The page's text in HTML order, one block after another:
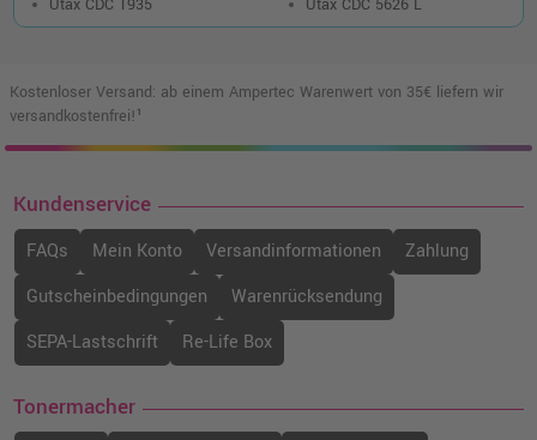
Utax CDC 1935
Utax CDC 5626 L
Kostenloser Versand: ab einem Ampertec Warenwert von 35€ liefern wir
versandkostenfrei!¹
Kundenservice
FAQs Mein Konto Versandinformationen
Zahlung
Gutscheinbedingungen
Warenrücksendung
SEPA-Lastschrift
Re-Life Box
Tonermacher